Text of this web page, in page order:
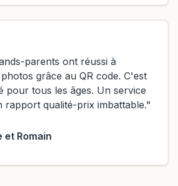
parents ont réussi à
grâce au QR code. C'est
pour tous les âges. Un service
rapport qualité-prix imbattable."
et Romain